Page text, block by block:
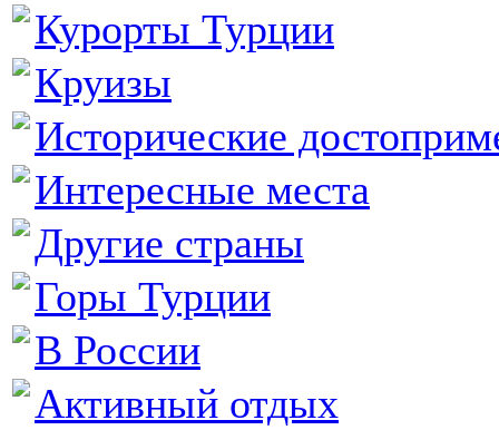
Курорты Турции
Круизы
Исторические
Интересные места
Другие страны
Горы Турции
В России
Активный отдых